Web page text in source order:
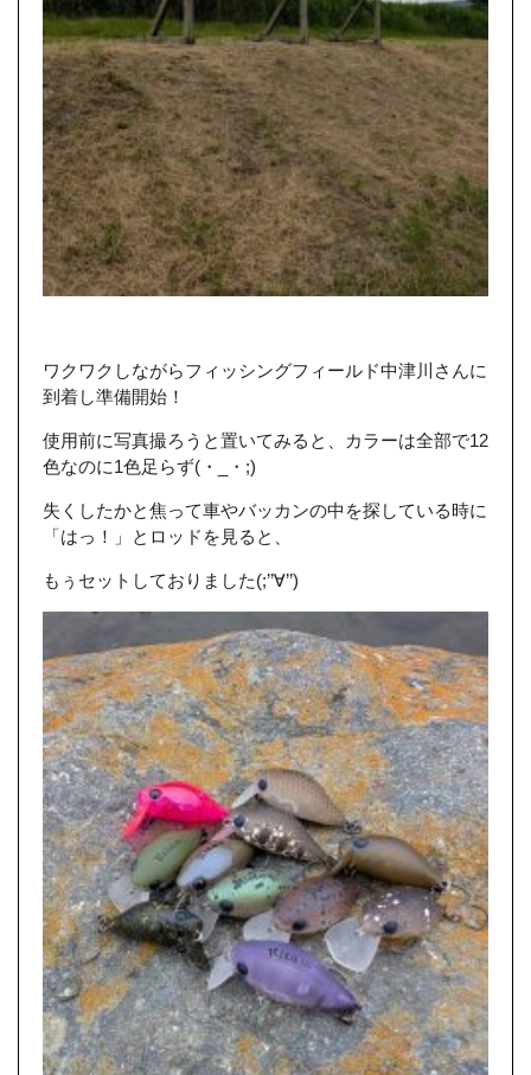
ワクワクしながらフィッシングフィールド中津川さんに
到着し準備開始！
使用前に写真撮ろうと置いてみると、カラーは全部で12
色なのに1色足らず(・_・;)
失くしたかと焦って車やバッカンの中を探している時に
「はっ！」とロッドを見ると、
もぅセットしておりました(;’’∀’’)